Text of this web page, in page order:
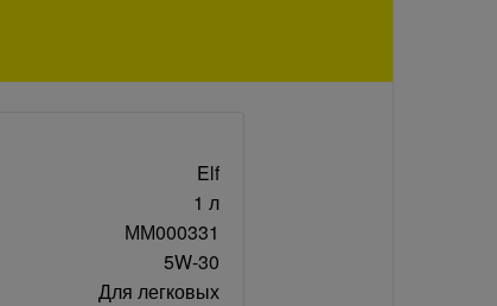
Elf
1 л
ММ000331
5W-30
Для легковых